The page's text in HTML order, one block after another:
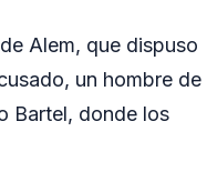
Alem, que dispuso
un hombre de
Bartel, donde los